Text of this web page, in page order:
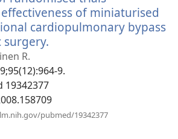
of miniaturised
cardiopulmonary bypass
surgery.
ფანჯარა)
R.
9.
19342377
pubmed/19342377